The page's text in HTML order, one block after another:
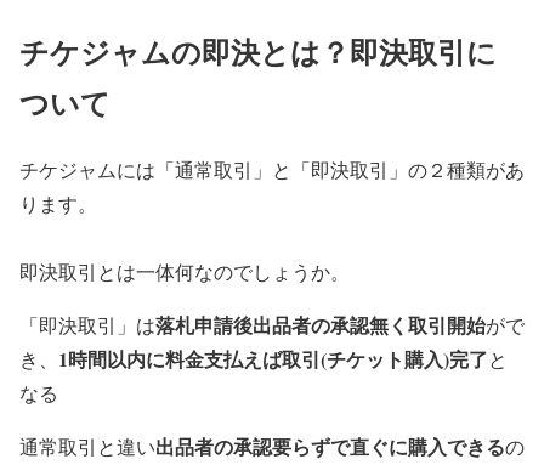
チケジャムの即決とは？即決取引に
ついて
チケジャムには「通常取引」と「即決取引」の２種類があ
ります。
即決取引とは一体何なのでしょうか。
「即決取引」は落札申請後出品者の承認無く取引開始がで
き、 1時間以内に料金支払えば取引(チケット購入)完了と
なる
通常取引と違い出品者の承認要らずで直ぐに購入できるの